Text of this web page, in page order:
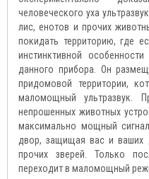
человеческого уха
лис, енотов и прочих
покидать территорию, где
инстинктивной
данного прибора. Он
придомовой территории,
маломощный ультразвук.
непрошенных животных
максимально мощный
двор, защищая вас и ваших
прочих зверей. Только
переходит в маломощный